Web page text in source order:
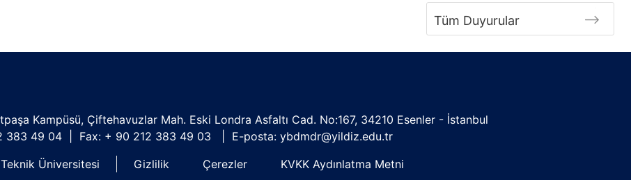
Tüm Duyurular
Kampüsü, Çiftehavuzlar Mah. Eski Londra Asfaltı Cad. No:167, 34210 Esenler - İstanbul
383 49 04 | Fax: + 90 212 383 49 03 | E-posta: ybdmdr@yildiz.edu.tr
Üniversitesi
Gizlilik Çerezler KVKK Aydınlatma Metni